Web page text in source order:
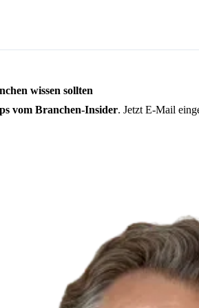
wissen sollten
vom Branchen-Insider. Jetzt E-Mail